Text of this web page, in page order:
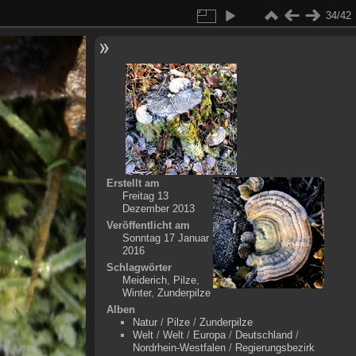
34/42
Erstellt am
Freitag 13
Dezember 2013
Veröffentlicht am
Sonntag 17 Januar
2016
Schlagwörter
Meiderich, Pilze,
Winter, Zunderpilze
Alben
Natur/ Pilze/ Zunderpilze
Welt/ Welt/ Europa/ Deutschland /
Nordrhein-Westfalen/ Regierungsbezirk